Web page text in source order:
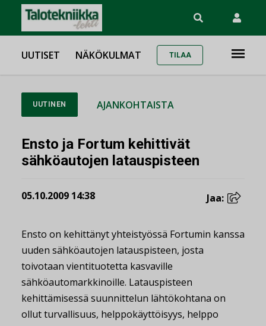
UUTISET NÄKÖKULMAT TILAA
UUTINEN AJANKOHTAISTA
Ensto ja Fortum kehittivät
sähköautojen latauspisteen
05.10.2009 14:38 Jaa:
Ensto on kehittänyt yhteistyössä Fortumin kanssa
uuden sähköautojen latauspisteen, josta
toivotaan vientituotetta kasvaville
sähköautomarkkinoille. Latauspisteen
kehittämisessä suunnittelun lähtökohtana on
ollut turvallisuus, helppokäyttöisyys, helppo